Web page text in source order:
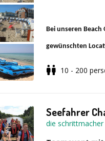
Bei unseren Beach
gewünschten
bereit sind und
10 - 200
Seefahrer
die schrittmacher